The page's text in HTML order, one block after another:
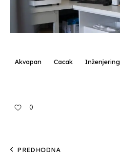
Akvapan Cacak Inženjering
0
PREDHODNA